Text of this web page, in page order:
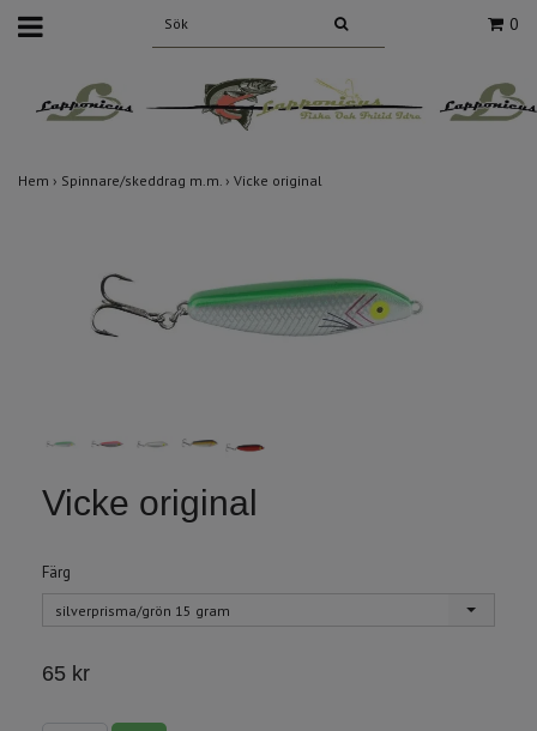
0
Hem › Spinnare/skeddrag m.m. › Vicke original
Vicke original
Färg
silverprisma/grön 15 gram
65 kr